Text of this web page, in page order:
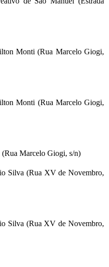
Monti (Rua Marcelo Giogi,
Monti (Rua Marcelo Giogi,
Marcelo Giogi, s/n)
Silva (Rua XV de Novembro,
Silva (Rua XV de Novembro,